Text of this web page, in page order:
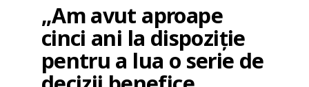
„Am avut aproape
cinci ani la dispoziție
pentru a lua o serie de